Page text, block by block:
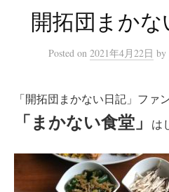
開拓団まかな
Posted on 2021年4月22日 by
「開拓団まかない日記」ファ
「まかない食堂」 は